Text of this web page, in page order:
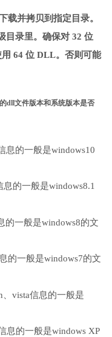
载并拷贝到指定目录。
目录里。确保对 32 位
64 位 DLL。否则可能
dll文件版本和系统版本是否
息的一般是windows10
的一般是windows8.1
的一般是windows8的文
的一般是windows7的文
vista信息的一般是
息的一般是windows XP